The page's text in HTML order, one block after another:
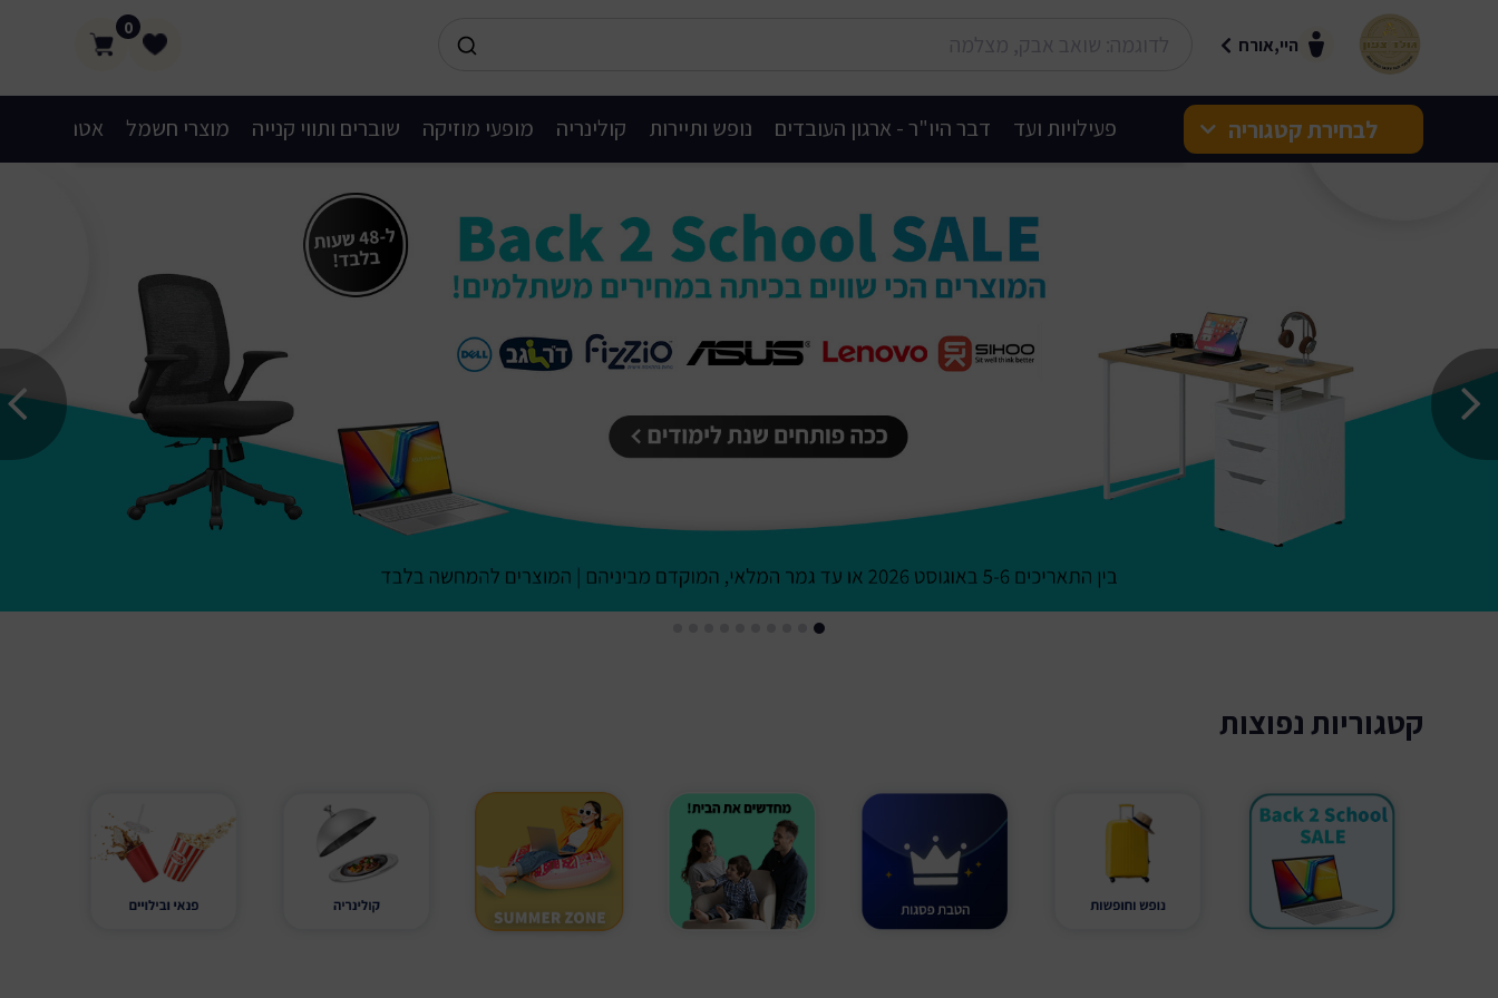
היי,אורח
0
לבחירת קטגוריה
TripZone - ככה סוגרים
חופשה!
Summer Zone
ספורט ובריאות
מסעדות וקולינריה
OutletZone
נופש ותיירות קולינריה מופעי מוזיקה אטרקציות שוברים ותווי קנייה מוצרי חשמל פעילויות ועד דבר היו"ר - ארגון העובדים
קטגוריות נפוצות